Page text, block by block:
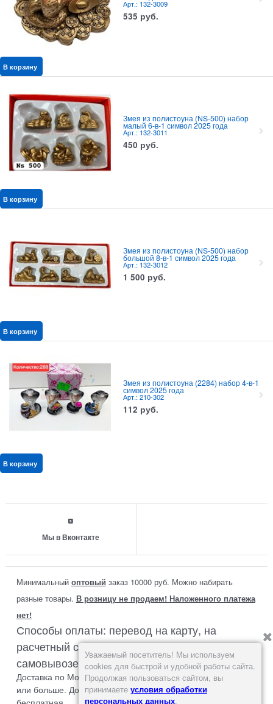
Арт.: 132-3009
535 руб.
В корзину
Змея из полистоуна (NS-500) набор
малый 6-в-1 символ 2025 года
Арт.: 132-3011
450 руб.
В корзину
Змея из полистоуна (NS-500) набор
большой 8-в-1 символ 2025 года
Арт.: 132-3012
1 500 руб.
В корзину
Змея из полистоуна (2284) набор 4-в-1
символ 2025 года
Арт.: 210-302
112 руб.
В корзину
Мы в Вконтакте
Минимальный оптовый заказ 10000 руб. Можно набирать
разные товары. В розницу не продаем! Наложенного платежа
нет!
Способы оплаты: перевод на карту, на
расчетный счет или наличными при
самовывозе со склада в Москве.
Доставка по Москве или до транспортной компании 500 р.
или больше. Доставка до филиала СДЭК в Москве
Уважаемый посетитель! Мы используем
cookies для быстрой и удобной работы сайта.
Продолжая пользоваться сайтом, вы
принимаете условия обработки
персональных данных.